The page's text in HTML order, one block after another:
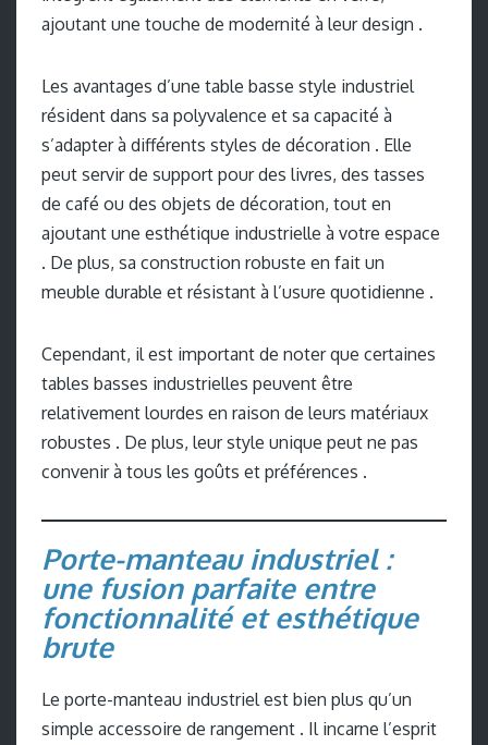
ajoutant une touche de modernité à leur design .
Les avantages d’une table basse style industriel
résident dans sa polyvalence et sa capacité à
s’adapter à différents styles de décoration . Elle
peut servir de support pour des livres, des tasses
de café ou des objets de décoration, tout en
ajoutant une esthétique industrielle à votre espace
. De plus, sa construction robuste en fait un
meuble durable et résistant à l’usure quotidienne .
Cependant, il est important de noter que certaines
tables basses industrielles peuvent être
relativement lourdes en raison de leurs matériaux
robustes . De plus, leur style unique peut ne pas
convenir à tous les goûts et préférences .
Porte-manteau industriel :
une fusion parfaite entre
fonctionnalité et esthétique
brute
Le porte-manteau industriel est bien plus qu’un
simple accessoire de rangement . Il incarne l’esprit